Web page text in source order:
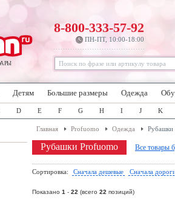
8-800-333-57-92
ПН-ПТ, 10:00-18:00
Детям Большие размеры Одежда
D E F G H I J K
Главная Profuomo Одежда Рубашки
Рубашки Profuomo Все товары
Сортировка: Сначала дешевые Сначала
Показано 1 - 22 (всего 22 позиций)